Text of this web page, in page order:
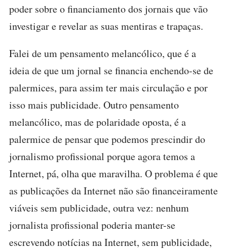
poder sobre o financiamento dos jornais que vão
investigar e revelar as suas mentiras e trapaças.
Falei de um pensamento melancólico, que é a
ideia de que um jornal se financia enchendo-se de
palermices, para assim ter mais circulação e por
isso mais publicidade. Outro pensamento
melancólico, mas de polaridade oposta, é a
palermice de pensar que podemos prescindir do
jornalismo profissional porque agora temos a
Internet, pá, olha que maravilha. O problema é que
as publicações da Internet não são financeiramente
viáveis sem publicidade, outra vez: nenhum
jornalista profissional poderia manter-se
escrevendo notícias na Internet, sem publicidade,